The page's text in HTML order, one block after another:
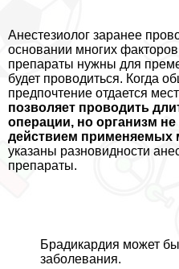
Анестезиолог заранее
основании многих факторов
препараты нужны для
будет проводиться. Когда
предпочтение отдается
позволяет проводить
операции, но организм
действием применяемых
указаны разновидности
препараты.
Брадикардия может
заболевания.